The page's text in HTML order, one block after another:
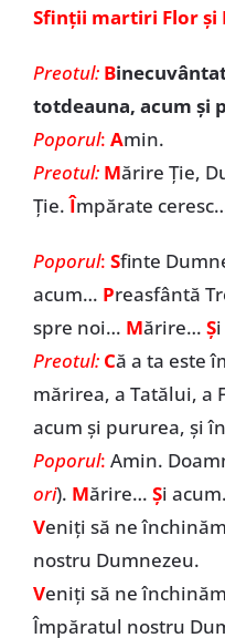
Sfinții martiri Flor și
Preotul: B
totdeauna, acum și
Poporul: Amin.
Preotul: Mărire Ție,
Ție.Împărate
Poporul: Sfinte
acum… Preasfântă
spre noi… Mărire… Și
Preotul: Că a ta este
mărirea, a Tatălui, a
acum și pururea, și
Poporul: Amin.
ori). Mărire… Și
Veniți să ne
nostru Dumnezeu.
Veniți să ne
Împăratul nostru